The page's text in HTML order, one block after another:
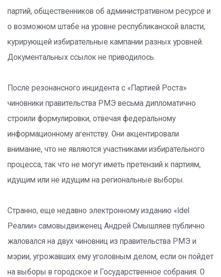
партий, общественников об административном ресурсе и
о возможном штабе на уровне республиканской власти,
курирующей избирательные кампании разных уровней.
Документальных ссылок не приводилось.
После резонансного инцидента с «Партией Роста»
чиновники правительства РМЭ весьма дипломатично
строили формулировки, отвечая федеральному
информационному агентству. Они акцентировали
внимание, что не являются участниками избирательного
процесса, так что не могут иметь претензий к партиям,
идущим или не идущим на региональные выборы.
Странно, еще недавно электронному изданию «Idel
Реалии» самовыдвиженец Андрей Смышляев публично
жаловался на двух чиновниц из правительства РМЭ и
мэрии, угрожавших ему уголовным делом, если он пойдет
на выборы в городское и Государственное собрания. О